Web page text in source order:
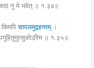
कदा नु मे भवेत् ॥ १.३४॥
चापलमुद्वहन्तम् ।
॥ १.३५॥